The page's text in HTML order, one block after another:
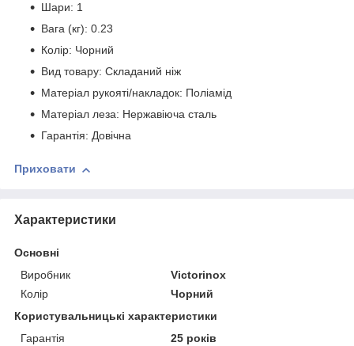
Шари: 1
Вага (кг): 0.23
Колір: Чорний
Вид товару: Складаний ніж
Матеріал рукояті/накладок: Поліамід
Матеріал леза: Нержавіюча сталь
Гарантія: Довічна
Приховати
Характеристики
Основні
Виробник
Victorinox
Колір
Чорний
Користувальницькі характеристики
Гарантія
25 років